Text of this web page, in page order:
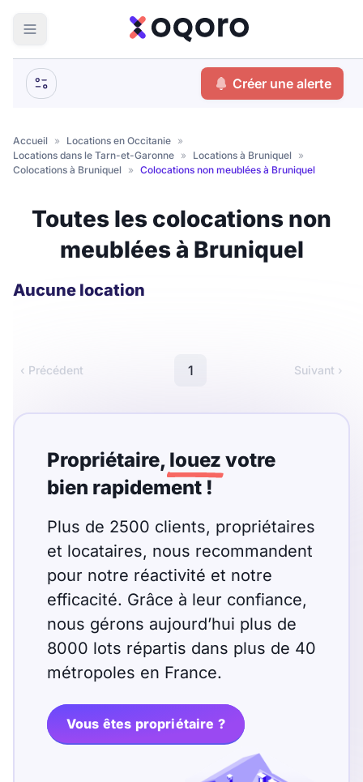
Votre
Que recherchez-vous ?
Coliving
Meublé
Montant du loyer
€
€
Nombre de pièces
Studio T1 T1 bis
T3 T4 T5
T7 T8 T9
T13 T14 T15
recherche
Créer une alerte
Accueil » Locations en Occitanie »
Locations dans le Tarn-et-Garonne » Locations à Bruniquel »
Colocations à Bruniquel » Colocations non meublées à Bruniquel
Toutes les colocations non
meublées à Bruniquel
Aucune location
‹ Précédent 1 Suivant ›
Propriétaire, louez votre
bien rapidement !
Plus de 2500 clients, propriétaires
et locataires, nous recommandent
pour notre réactivité et notre
efficacité. Grâce à leur confiance,
nous gérons aujourd’hui plus de
8000 lots répartis dans plus de 40
métropoles en France.
Vous êtes propriétaire ?